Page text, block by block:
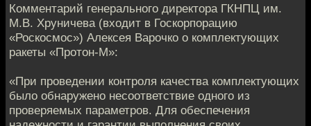
Комментарий генерального директора ГКНПЦ им.
М.В. Хруничева (входит в Госкорпорацию
«Роскосмос») Алексея Варочко о комплектующих
ракеты «Протон-М»:
«При проведении контроля качества комплектующих
было обнаружено несоответствие одного из
проверяемых параметров. Для обеспечения